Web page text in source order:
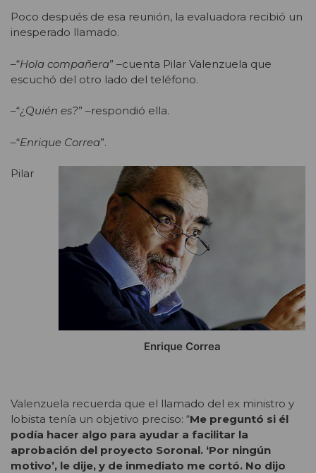
Poco después de esa reunión, la evaluadora recibió un
inesperado llamado.
–“Hola compañera” –cuenta Pilar Valenzuela que
escuchó del otro lado del teléfono.
–“¿Quién es?” –respondió ella.
–“Enrique Correa”.
Enrique Correa
Pilar
Valenzuela recuerda que el llamado del ex ministro y
lobista tenía un objetivo preciso: “Me preguntó si él
podía hacer algo para ayudar a facilitar la
aprobación del proyecto Soronal. ‘Por ningún
motivo’, le dije, y de inmediato me cortó. No dijo